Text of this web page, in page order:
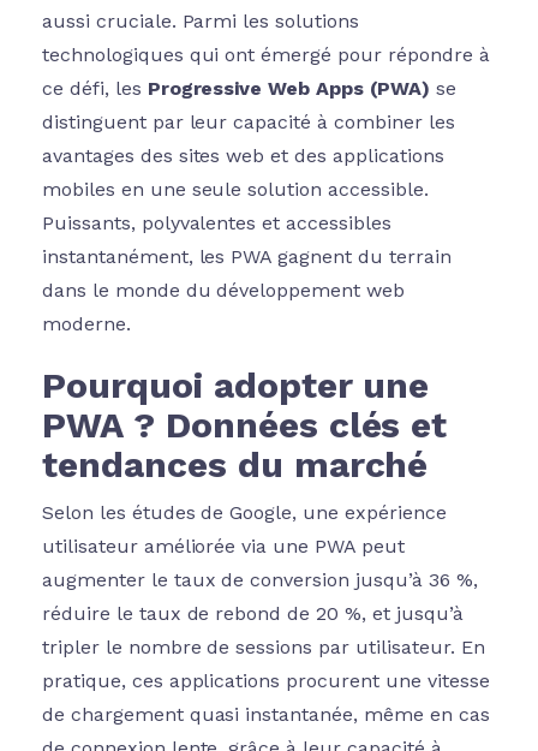
aussi cruciale. Parmi les solutions
technologiques qui ont émergé pour répondre à
ce défi, les Progressive Web Apps (PWA) se
distinguent par leur capacité à combiner les
avantages des sites web et des applications
mobiles en une seule solution accessible.
Puissants, polyvalentes et accessibles
instantanément, les PWA gagnent du terrain
dans le monde du développement web
moderne.
Pourquoi adopter une
PWA ? Données clés et
tendances du marché
Selon les études de Google, une expérience
utilisateur améliorée via une PWA peut
augmenter le taux de conversion jusqu’à 36 %,
réduire le taux de rebond de 20 %, et jusqu’à
tripler le nombre de sessions par utilisateur. En
pratique, ces applications procurent une vitesse
de chargement quasi instantanée, même en cas